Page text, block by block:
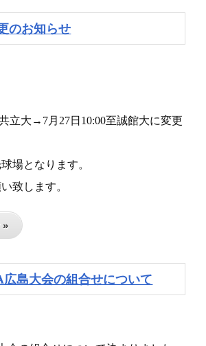
のお知らせ
立大→7月27日10:00至誠館大に変更
場となります。
致します。
»
広島大会の組合せについて